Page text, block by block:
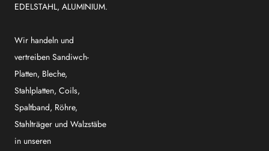
EDELSTAHL, ALUMINIUM.
Wir handeln und
vertreiben Sandiwch-
Platten, Bleche,
Stahlplatten, Coils,
Spaltband, Röhre,
Stahlträger und Walzstäbe
in unseren